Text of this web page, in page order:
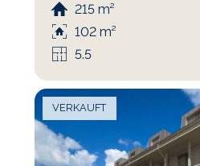
215 m²
102 m²
5.5
VERKAUFT